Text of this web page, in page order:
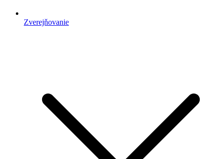
Zverejňovanie